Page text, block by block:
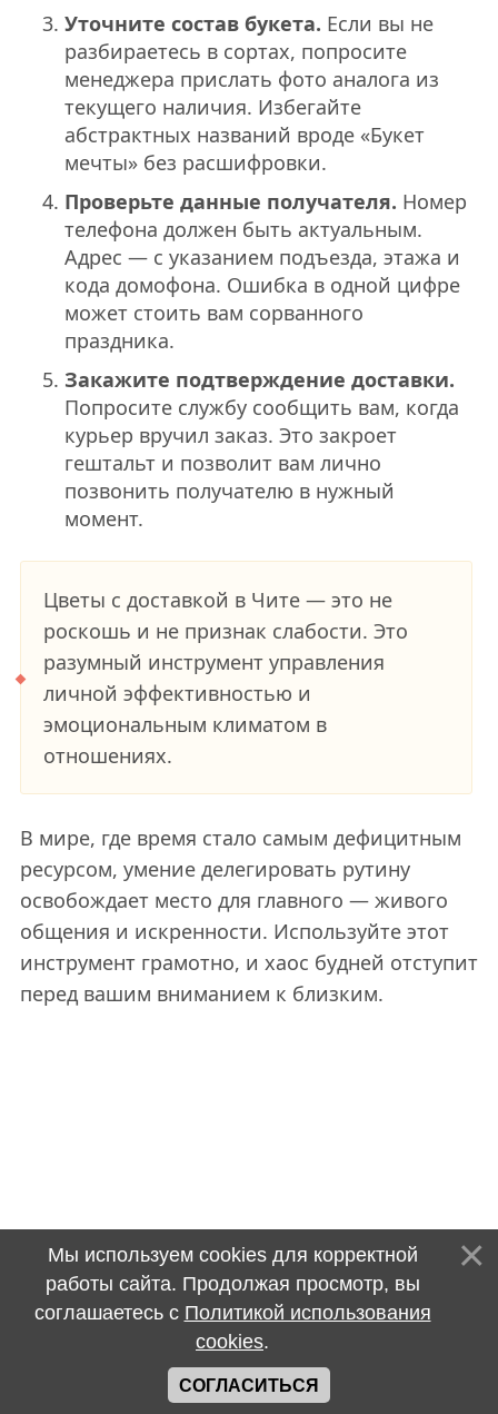
Уточните состав букета. Если вы не
разбираетесь в сортах, попросите
менеджера прислать фото аналога из
текущего наличия. Избегайте
абстрактных названий вроде «Букет
мечты» без расшифровки.
Проверьте данные получателя. Номер
телефона должен быть актуальным.
Адрес — с указанием подъезда, этажа и
кода домофона. Ошибка в одной цифре
может стоить вам сорванного
праздника.
Закажите подтверждение доставки.
Попросите службу сообщить вам, когда
курьер вручил заказ. Это закроет
гештальт и позволит вам лично
позвонить получателю в нужный
момент.
Цветы с доставкой в Чите — это не
роскошь и не признак слабости. Это
разумный инструмент управления
личной эффективностью и
эмоциональным климатом в
отношениях.
В мире, где время стало самым дефицитным
ресурсом, умение делегировать рутину
освобождает место для главного — живого
общения и искренности. Используйте этот
инструмент грамотно, и хаос будней отступит
перед вашим вниманием к близким.
Мы используем cookies для корректной
работы сайта. Продолжая просмотр, вы
соглашаетесь с Политикой использования
cookies.
СОГЛАСИТЬСЯ